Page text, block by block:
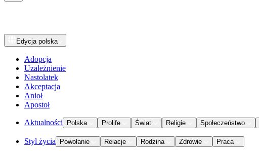
Edycja polska
Adopcja
Uzależnienie
Nastolatek
Akceptacja
Anioł
Apostoł
Aktualności Polska Prolife Świat Religie Społeczeństwo
Styl życia Powołanie Relacje Rodzina Zdrowie Praca